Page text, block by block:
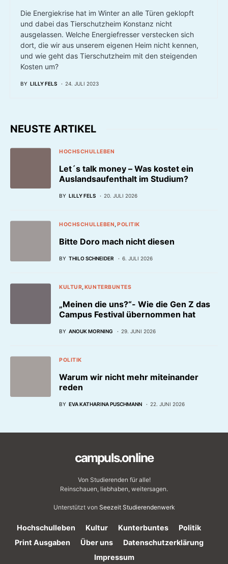
Die Energiekrise hat im Winter an alle Türen geklopft
und dabei das Tierschutzheim Konstanz nicht
ausgelassen. Welche Energiefresser verstecken sich
dort, die wir aus unserem eigenen Heim nicht kennen,
und wie geht das Tierschutzheim mit den steigenden
Kosten um?
BY LILLY FELS 24. JULI 2023
NEUSTE ARTIKEL
HOCHSCHULLEBEN
Let´s talk money – Was kostet ein
Auslandsaufenthalt im Studium?
BY LILLY FELS 20. JULI 2026
HOCHSCHULLEBEN POLITIK
Bitte Doro mach nicht diesen
BY THILO SCHNEIDER 6. JULI 2026
KULTUR KUNTERBUNTES
„Meinen die uns?“- Wie die Gen Z das
Campus Festival übernommen hat
BY ANOUK MORNING 29. JUNI 2026
POLITIK
Warum wir nicht mehr miteinander
reden
BY EVA KATHARINA PUSCHMANN 22. JUNI 2026
campuls.online
Von Studierenden für alle!
Reinschauen, liebhaben, weitersagen.
Unterstützt von Seezeit Studierendenwerk
Hochschulleben Kultur Kunterbuntes
Politik
Print Ausgaben
Über uns
Datenschutzerklärung
Impressum